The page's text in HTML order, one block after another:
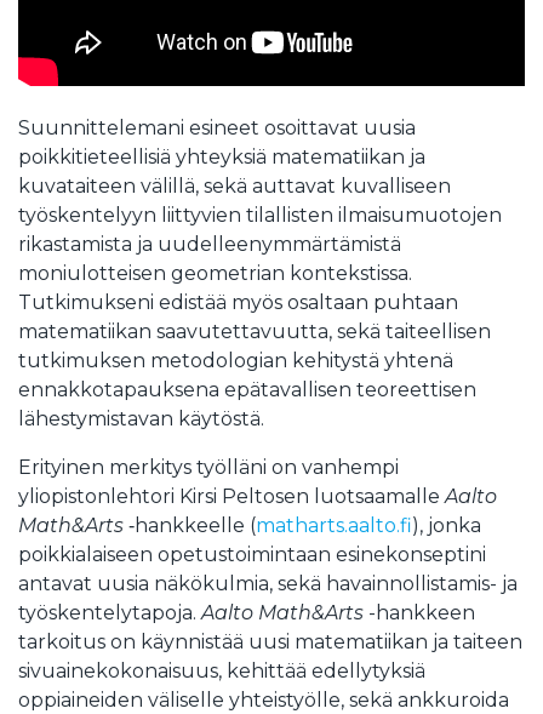
Suunnittelemani esineet osoittavat uusia
poikkitieteellisiä yhteyksiä matematiikan ja
kuvataiteen välillä, sekä auttavat kuvalliseen
työskentelyyn liittyvien tilallisten ilmaisumuotojen
rikastamista ja uudelleenymmärtämistä
moniulotteisen geometrian kontekstissa.
Tutkimukseni edistää myös osaltaan puhtaan
matematiikan saavutettavuutta, sekä taiteellisen
tutkimuksen metodologian kehitystä yhtenä
ennakkotapauksena epätavallisen teoreettisen
lähestymistavan käytöstä.
Erityinen merkitys työlläni on vanhempi
yliopistonlehtori Kirsi Peltosen luotsaamalleAalto
Math&Arts ‑hankkeelle (matharts.aalto.fi), jonka
poikkialaiseen opetustoimintaan esinekonseptini
antavat uusia näkökulmia, sekä havainnollistamis- ja
työskentelytapoja.Aalto Math&Arts -hankkeen
tarkoitus on käynnistää uusi matematiikan ja taiteen
sivuainekokonaisuus, kehittää edellytyksiä
oppiaineiden väliselle yhteistyölle, sekä ankkuroida